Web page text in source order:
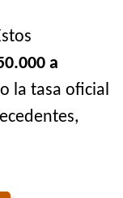
a
la tasa oficial